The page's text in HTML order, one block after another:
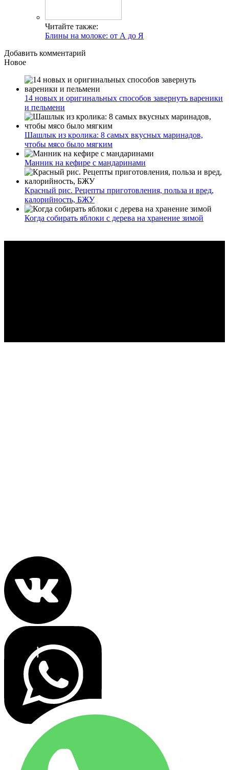
Читайте также:
Блины на молоке: от А до Я
Добавить комментарий
Новое
14 новых и оригинальных способов завернуть вареники
и пельмени
Шашлык из кролика: 8 самых вкусных маринадов,
чтобы мясо было мягким
Манник на кефире с мандаринами
Красный рис. Рецепты приготовления, польза и вред,
калорийность, БЖУ
Когда собирать яблоки с дерева на хранение зимой